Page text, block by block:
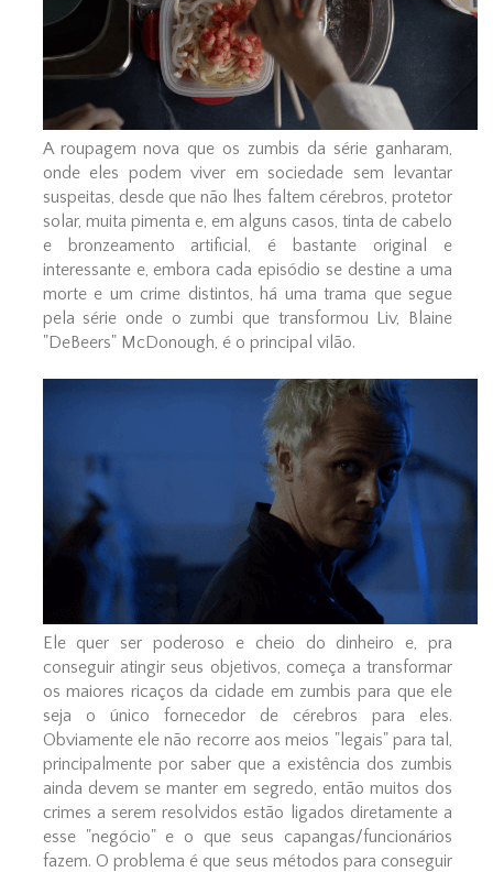
A roupagem nova que os zumbis da série ganharam,
onde eles podem viver em sociedade sem levantar
suspeitas, desde que não lhes faltem cérebros, protetor
solar, muita pimenta e, em alguns casos, tinta de cabelo
e bronzeamento artificial, é bastante original e
interessante e, embora cada episódio se destine a uma
morte e um crime distintos, há uma trama que segue
pela série onde o zumbi que transformou Liv, Blaine
"DeBeers" McDonough, é o principal vilão.
Ele quer ser poderoso e cheio do dinheiro e, pra
conseguir atingir seus objetivos, começa a transformar
os maiores ricaços da cidade em zumbis para que ele
seja o único fornecedor de cérebros para eles.
Obviamente ele não recorre aos meios "legais" para tal,
principalmente por saber que a existência dos zumbis
ainda devem se manter em segredo, então muitos dos
crimes a serem resolvidos estão ligados diretamente a
esse "negócio" e o que seus capangas/funcionários
fazem. O problema é que seus métodos para conseguir